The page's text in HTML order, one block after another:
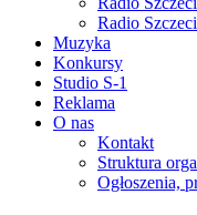
Radio
Muzyka
Konkursy
Studio S-1
Reklama
O nas
Kontakt
Struktura
Ogłoszenia,